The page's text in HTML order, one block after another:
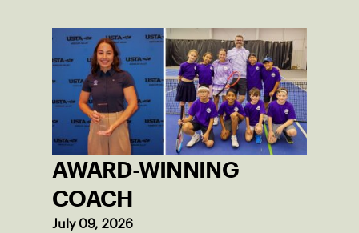
AWARD-WINNING
COACH
July 09, 2026